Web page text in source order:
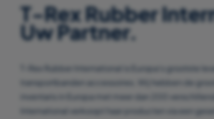
T-Rex Rubber
Uw Partner.
T-Rex Rubber International is Europa’s grootste
transportbanden accessoires. Wij hebben de
inventaris in Europa met meer dan 200
International verkoopt haar producten via een